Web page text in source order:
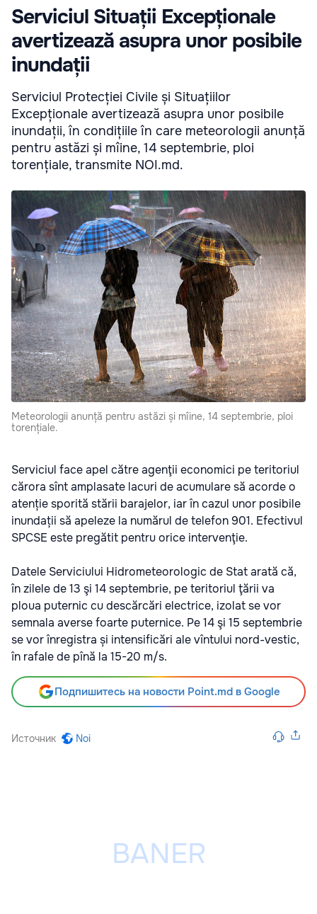
Serviciul Situații Excepționale
avertizează asupra unor posibile
inundații
Serviciul Protecției Civile și Situațiilor
Excepționale avertizează asupra unor posibile
inundații, în condițiile în care meteorologii anunță
pentru astăzi și mîine, 14 septembrie, ploi
torențiale, transmite NOI.md.
Meteorologii anunță pentru astăzi și mîine, 14 septembrie, ploi
torențiale.
Serviciul face apel către agenţii economici pe teritoriul
cărora sînt amplasate lacuri de acumulare să acorde o
atenție sporită stării barajelor, iar în cazul unor posibile
inundații să apeleze la numărul de telefon 901. Efectivul
SPCSE este pregătit pentru orice intervenţie.
Datele Serviciului Hidrometeorologic de Stat arată că,
în zilele de 13 şi 14 septembrie, pe teritoriul ţării va
ploua puternic cu descărcări electrice, izolat se vor
semnala averse foarte puternice. Pe 14 şi 15 septembrie
se vor înregistra și intensificări ale vîntului nord-vestic,
în rafale de pînă la 15-20 m/s.
Подпишитесь на новости Point.md в Google
Источник Noi